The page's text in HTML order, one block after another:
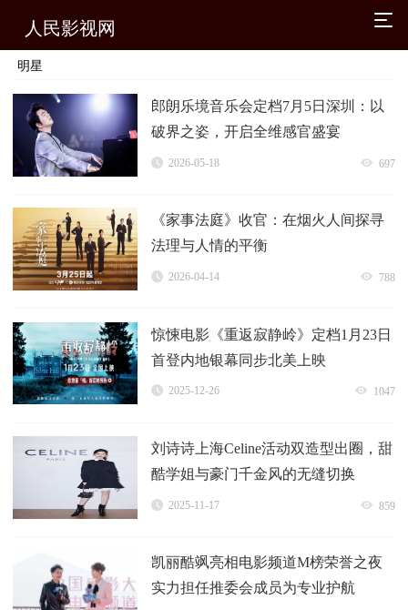
人民影视网
明星
郎朗乐境音乐会定档7月5日深圳：以
破界之姿，开启全维感官盛宴
2026-05-18 697
《家事法庭》收官：在烟火人间探寻
法理与人情的平衡
2026-04-14 788
惊悚电影《重返寂静岭》定档1月23日
首登内地银幕同步北美上映
2025-12-26 1047
刘诗诗上海Celine活动双造型出圈，甜
酷学姐与豪门千金风的无缝切换
2025-11-17 859
凯丽酷飒亮相电影频道M榜荣誉之夜
实力担任推委会成员为专业护航